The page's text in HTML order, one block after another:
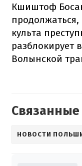
Кшиштоф
культа
разблокирует
Волынской
НОВОСТИ